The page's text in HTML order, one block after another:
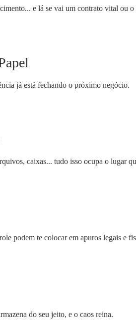
e lá se vai um contrato vital ou
já está fechando o próximo negócio.
caixas... tudo isso ocupa o lugar
podem te colocar em apuros legais e
do seu jeito, e o caos reina.